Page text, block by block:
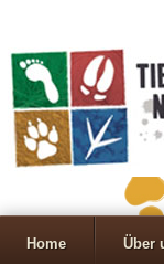
Home Über